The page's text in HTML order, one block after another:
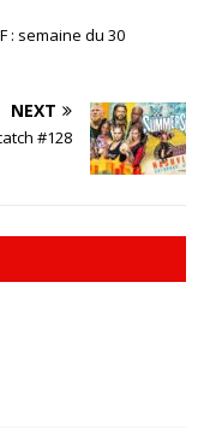
: semaine du 30
NEXT
#128